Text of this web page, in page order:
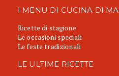
I MENU DI CUCINA DI
Ricette di stagione
Le occasioni speciali
Le feste tradizionali
LE ULTIME RICETTE